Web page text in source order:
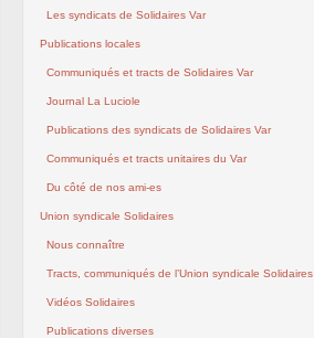
Les syndicats de Solidaires Var
Publications locales
Communiqués et tracts de Solidaires Var
Journal La Luciole
Publications des syndicats de Solidaires Var
Communiqués et tracts unitaires du Var
Du côté de nos ami-es
Union syndicale Solidaires
Nous connaître
Tracts, communiqués de l’Union syndicale Solidaires
Vidéos Solidaires
Publications diverses